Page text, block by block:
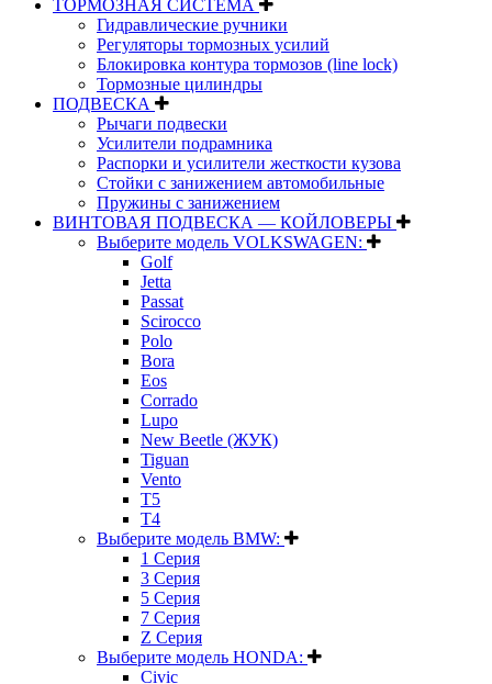
ТОРМОЗНАЯ СИСТЕМА
Гидравлические ручники
Регуляторы тормозных усилий
Блокировка контура тормозов (line lock)
Тормозные цилиндры
ПОДВЕСКА
Рычаги подвески
Усилители подрамника
Распорки и усилители жесткости кузова
Стойки с занижением автомобильные
Пружины с занижением
ВИНТОВАЯ ПОДВЕСКА — КОЙЛОВЕРЫ
Выберите модель VOLKSWAGEN:
Golf
Jetta
Passat
Scirocco
Polo
Bora
Eos
Corrado
Lupo
New Beetle (ЖУК)
Tiguan
Vento
T5
T4
Выберите модель BMW:
1 Серия
3 Серия
5 Серия
7 Серия
Z Серия
Выберите модель HONDA:
Civic